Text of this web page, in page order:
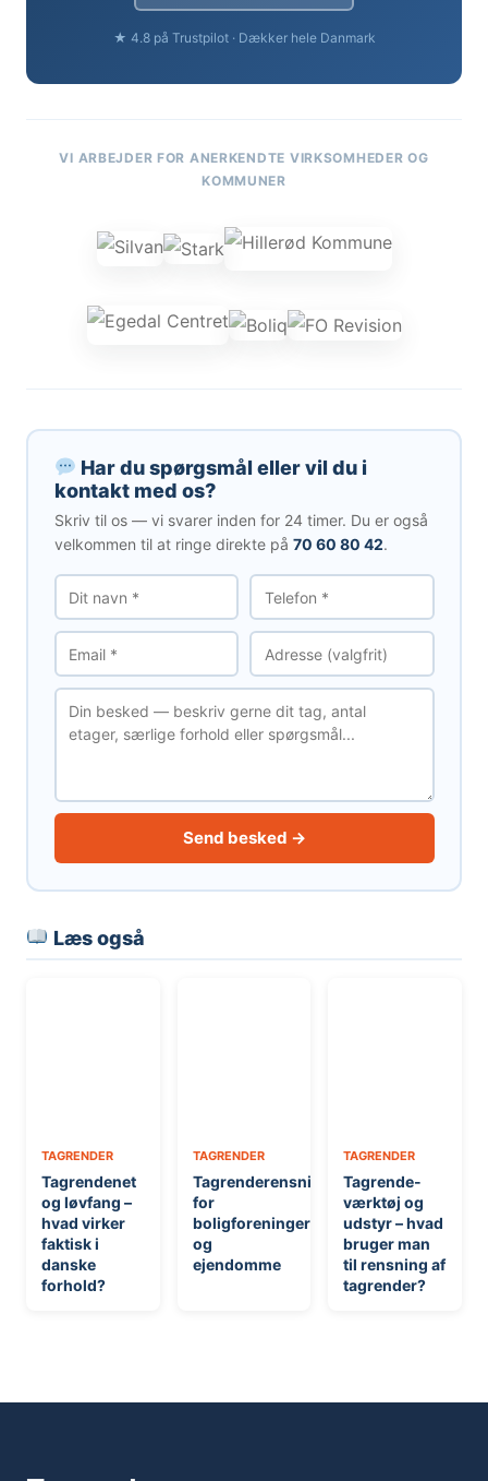
★ 4.8 på Trustpilot · Dækker hele Danmark
VI ARBEJDER FOR ANERKENDTE VIRKSOMHEDER OG
KOMMUNER
Har du spørgsmål eller vil du i
kontakt med os?
Skriv til os — vi svarer inden for 24 timer. Du er også
velkommen til at ringe direkte på 70 60 80 42.
Send besked →
Læs også
TAGRENDER
Tagrendenet
og løvfang –
hvad virker
faktisk i
danske
forhold?
TAGRENDER
Tagrenderensning
for
boligforeninger
og
ejendomme
TAGRENDER
Tagrende-
værktøj og
udstyr – hvad
bruger man
til rensning af
tagrender?